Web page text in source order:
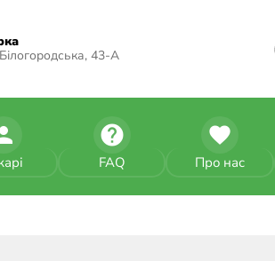
43-А
FAQ Про нас